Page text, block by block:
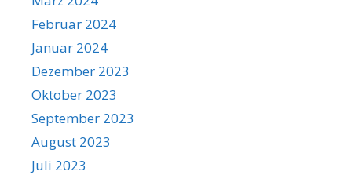
Februar 2024
Januar 2024
Dezember 2023
Oktober 2023
September 2023
August 2023
Juli 2023